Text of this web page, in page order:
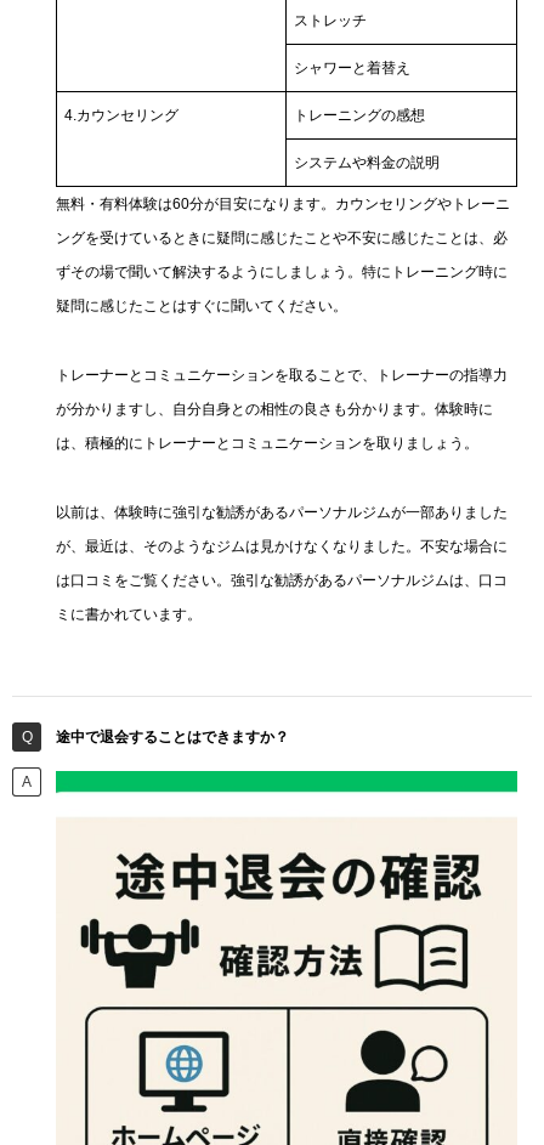
ストレッチ
シャワーと着替え
4.カウンセリング トレーニングの感想
システムや料金の説明
無料・有料体験は60分が目安になります。カウンセリングやトレーニ
ングを受けているときに疑問に感じたことや不安に感じたことは、必
ずその場で聞いて解決するようにしましょう。特にトレーニング時に
疑問に感じたことはすぐに聞いてください。
トレーナーとコミュニケーションを取ることで、トレーナーの指導力
が分かりますし、自分自身との相性の良さも分かります。体験時に
は、積極的にトレーナーとコミュニケーションを取りましょう。
以前は、体験時に強引な勧誘があるパーソナルジムが一部ありました
が、最近は、そのようなジムは見かけなくなりました。不安な場合に
は口コミをご覧ください。強引な勧誘があるパーソナルジムは、口コ
ミに書かれています。
途中で退会することはできますか？